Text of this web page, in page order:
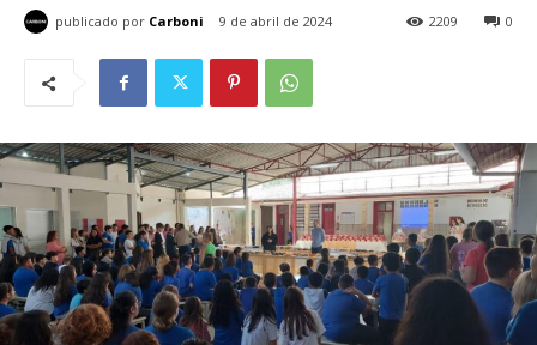
publicado por Carboni 9 de abril de 2024 0
2209